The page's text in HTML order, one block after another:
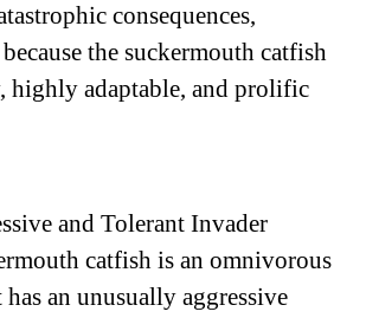
consequences,
the suckermouth catfish
highly adaptable, and prolific
and Tolerant Invader
catfish is an omnivorous
has an unusually aggressive